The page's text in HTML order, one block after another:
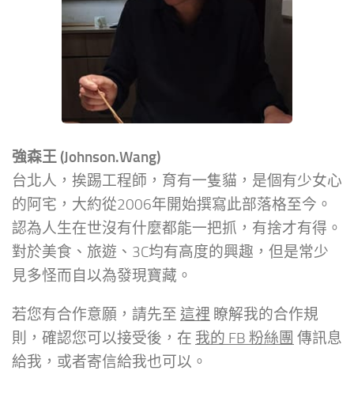
強森王 (Johnson.Wang)
台北人，挨踢工程師，育有一隻貓，是個有少女心
的阿宅，大約從2006年開始撰寫此部落格至今。
認為人生在世沒有什麼都能一把抓，有捨才有得。
對於美食、旅遊、3C均有高度的興趣，但是常少
見多怪而自以為發現寶藏。
若您有合作意願，請先至 這裡 瞭解我的合作規
則，確認您可以接受後，在 我的 FB 粉絲團 傳訊息
給我，或者寄信給我也可以。